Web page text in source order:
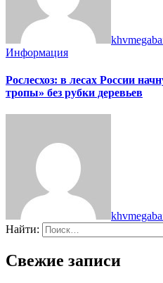
Информация
Рослесхоз: в лесах России
тропы» без рубки деревьев
Найти:
Свежие записи